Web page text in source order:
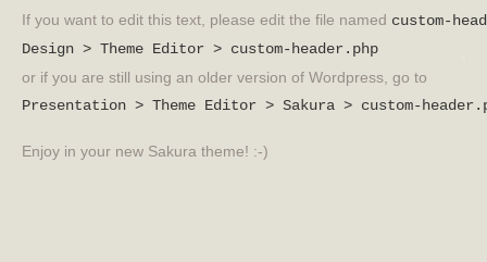
If you want to edit this text, please edit the file named custom-
Design > Theme Editor > custom-header.php
or if you are still using an older version of Wordpress, go to
Presentation > Theme Editor > Sakura > custom-
Enjoy in your new Sakura theme! :-)